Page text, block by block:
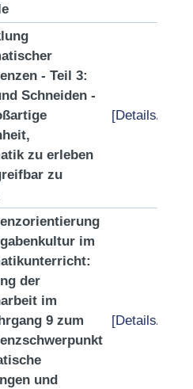
- Teil 3:
Schneiden -
zu erleben
zu
[Details/
im
der
im
9 zum
und
[Details/